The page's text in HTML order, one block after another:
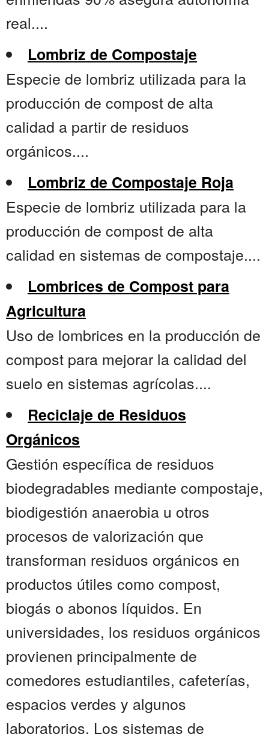
real....
Lombriz de Compostaje
Especie de lombriz utilizada para la
producción de compost de alta
calidad a partir de residuos
orgánicos....
Lombriz de Compostaje Roja
Especie de lombriz utilizada para la
producción de compost de alta
calidad en sistemas de compostaje....
Lombrices de Compost para
Agricultura
Uso de lombrices en la producción de
compost para mejorar la calidad del
suelo en sistemas agrícolas....
Reciclaje de Residuos
Orgánicos
Gestión específica de residuos
biodegradables mediante compostaje,
biodigestión anaerobia u otros
procesos de valorización que
transforman residuos orgánicos en
productos útiles como compost,
biogás o abonos líquidos. En
universidades, los residuos orgánicos
provienen principalmente de
comedores estudiantiles, cafeterías,
espacios verdes y algunos
laboratorios. Los sistemas de